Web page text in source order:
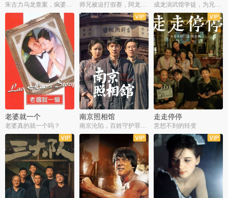
朱古力乌龙查案，疯婆子神助攻 师兄被迫打假赛，阿龙追查斗黑帮 成龙演武馆学徒，为兄搏命战黑道
老婆就一个
老婆真的就一个吗？
南京照相馆
南京沦陷，百姓守护罪证底片
走走停停
意想不到的转变